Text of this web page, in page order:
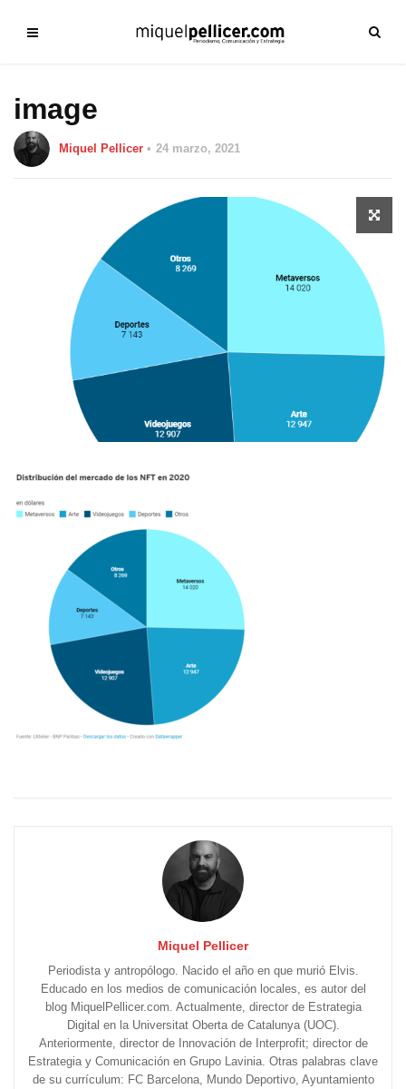
image
Miquel Pellicer 24 marzo, 2021
Miquel Pellicer
Periodista y antropólogo. Nacido el año en que murió Elvis.
Educado en los medios de comunicación locales, es autor del
blog MiquelPellicer.com. Actualmente, director de Estrategia
Digital en la Universitat Oberta de Catalunya (UOC).
Anteriormente, director de Innovación de Interprofit; director de
Estrategia y Comunicación en Grupo Lavinia. Otras palabras clave
de su currículum: FC Barcelona, Mundo Deportivo, Ayuntamiento